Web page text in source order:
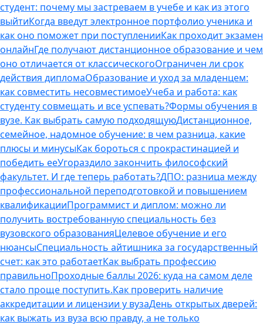
студент: почему мы застреваем в учебе и как из этого
выйтиКогда введут электронное портфолио ученика и
как оно поможет при поступленииКак проходит экзамен
онлайнГде получают дистанционное образование и чем
оно отличается от классическогоОграничен ли срок
действия дипломаОбразование и уход за младенцем:
как совместить несовместимоеУчеба и работа: как
студенту совмещать и все успевать?Формы обучения в
вузе. Как выбрать самую подходящуюДистанционное,
семейное, надомное обучение: в чем разница, какие
плюсы и минусыКак бороться с прокрастинацией и
победить ееУгораздило закончить философский
факультет. И где теперь работать?ДПО: разница между
профессиональной переподготовкой и повышением
квалификацииПрограммист и диплом: можно ли
получить востребованную специальность без
вузовского образованияЦелевое обучение и его
нюансыСпециальность айтишника за государственный
счет: как это работаетКак выбрать профессию
правильноПроходные баллы 2026: куда на самом деле
стало проще поступить.Как проверить наличие
аккредитации и лицензии у вузаДень открытых дверей:
как выжать из вуза всю правду, а не только